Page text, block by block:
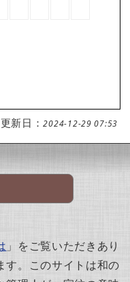
新日：2024-12-29 07:53
」をご覧いただきあり
す。このサイトは和の